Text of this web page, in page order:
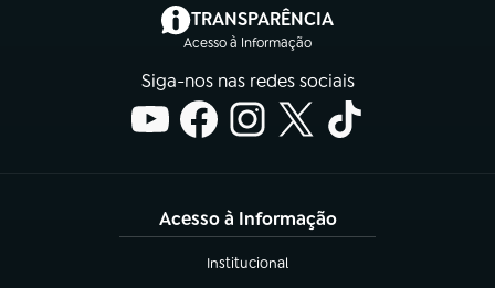
TRANSPARÊNCIA
Acesso à Informação
(abre em nova aba)
Siga-nos nas redes sociais
Acesso à Informação
Institucional
(abre em nova aba)